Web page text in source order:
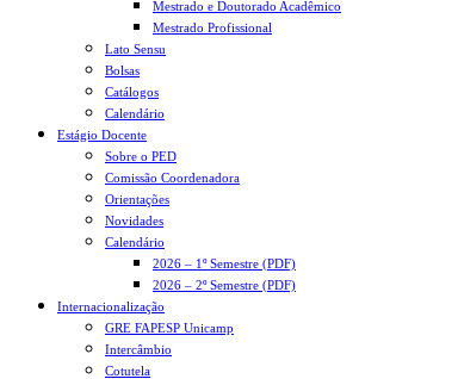
Mestrado e Doutorado Acadêmico
Mestrado Profissional
Lato Sensu
Bolsas
Catálogos
Calendário
Estágio Docente
Sobre o PED
Comissão Coordenadora
Orientações
Novidades
Calendário
2026 – 1º Semestre (PDF)
2026 – 2º Semestre (PDF)
Internacionalização
GRE FAPESP Unicamp
Intercâmbio
Cotutela